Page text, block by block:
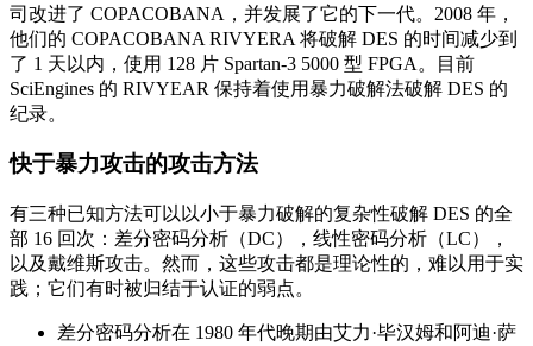
司改进了 COPACOBANA，并发展了它的下一代。2008 年，
他们的 COPACOBANA RIVYERA 将破解 DES 的时间减少到
了 1 天以内，使用 128 片 Spartan-3 5000 型 FPGA。目前
SciEngines 的 RIVYEAR 保持着使用暴力破解法破解 DES 的
纪录。
快于暴力攻击的攻击方法
有三种已知方法可以以小于暴力破解的复杂性破解 DES 的全
部 16 回次：差分密码分析（DC），线性密码分析（LC），
以及戴维斯攻击。然而，这些攻击都是理论性的，难以用于实
践；它们有时被归结于认证的弱点。
差分密码分析在 1980 年代晚期由艾力·毕汉姆和阿迪·萨